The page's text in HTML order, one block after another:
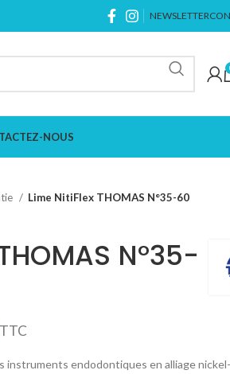
NEWSLETTER
NOUS
Lime NitiFlex THOMAS N°35-60
N°35-
TTC
instruments endodontiques en alliage